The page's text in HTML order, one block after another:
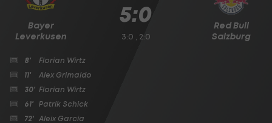
Bayer
Leverkusen
Red Bull
Salzburg
5:0
3:0 , 2:0
8'
Florian Wirtz
11'
Alex Grimaldo
30' Florian Wirtz
61' Patrik Schick
72' Aleix Garcia